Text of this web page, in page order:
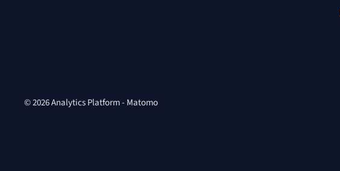
© 2026 Analytics Platform - Matomo